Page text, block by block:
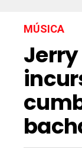
MÚSICA